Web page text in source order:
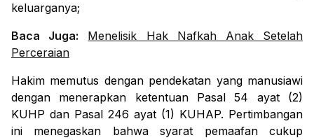
keluarganya;
Baca Juga:
Menelisik Hak Nafkah Anak Setelah
Perceraian
Hakim memutus dengan pendekatan yang manusiawi
dengan menerapkan ketentuan Pasal 54 ayat (2)
KUHP dan Pasal 246 ayat (1) KUHAP. Pertimbangan
ini menegaskan bahwa syarat pemaafan cukup